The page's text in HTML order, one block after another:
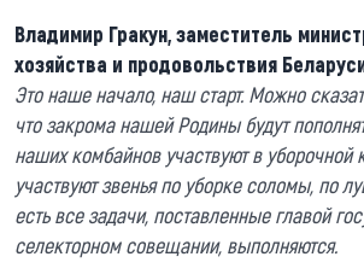
Владимир Гракун, заместитель
хозяйства и продовольствия
Это наше начало, наш старт. Можно
что закрома нашей Родины будут
наших комбайнов участвуют в уборочной
участвуют звенья по уборке соломы, по
есть все задачи, поставленные главой
селекторном совещании, выполняются.